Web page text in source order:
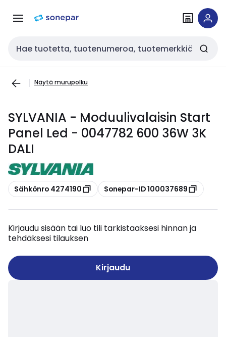
navigointiinsisältöön
Haku
Näytä murupolku
SYLVANIA - Moduulivalaisin Start
Panel Led - 0047782 600 36W 3K
DALI
Kopioi
Sähkönro 4274190 Kopioi
Sonepar-ID 100037689
Kirjaudu sisään tai luo tili tarkistaaksesi hinnan ja
tehdäksesi tilauksen
Kirjaudu